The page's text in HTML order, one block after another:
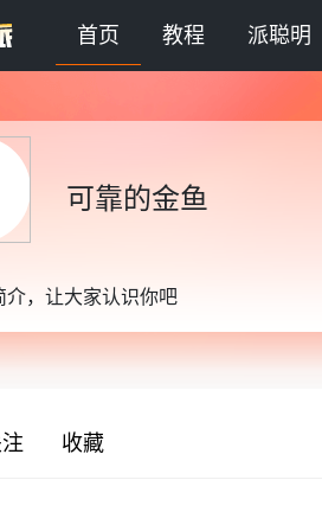
首页 教程 派聪明
可靠的金鱼
介，让大家认识你吧
收藏